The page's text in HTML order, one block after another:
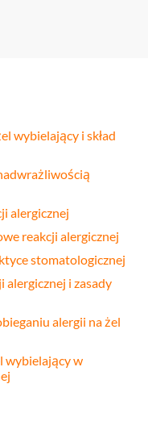
wybielający i skład
alergicznej
reakcji alergicznej
stomatologicznej
i zasady
alergii na żel
wybielający w